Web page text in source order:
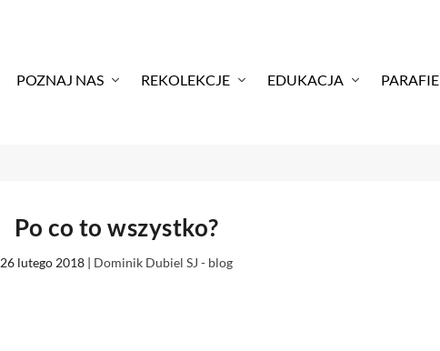
POZNAJ NAS REKOLEKCJE EDUKACJA PARAFIE
Po co to wszystko?
26 lutego 2018 | Dominik Dubiel SJ - blog